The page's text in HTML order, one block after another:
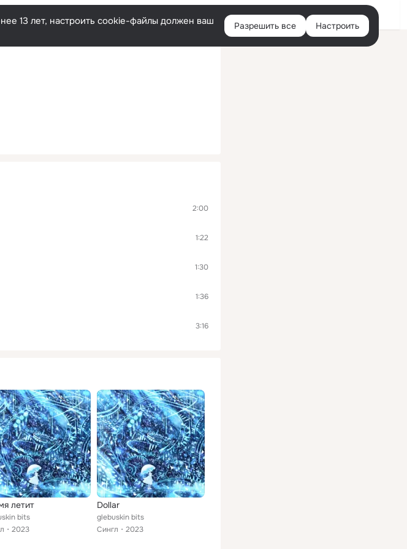
Русский Войти
13 лет, настроить cookie-файлы должен ваш
Разрешить все Настроить
2:00
1:22
1:30
1:36
3:16
летит
bits
2023
Dollar
glebuskin bits
Сингл
2023